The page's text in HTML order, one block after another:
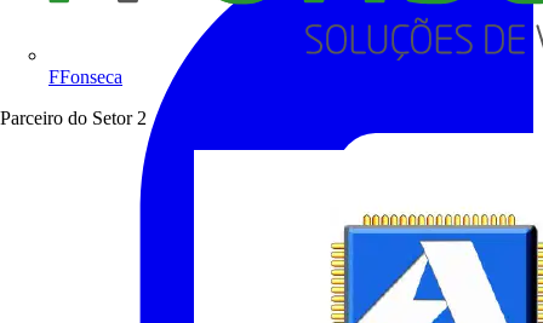
FFonseca
Parceiro do Setor 2